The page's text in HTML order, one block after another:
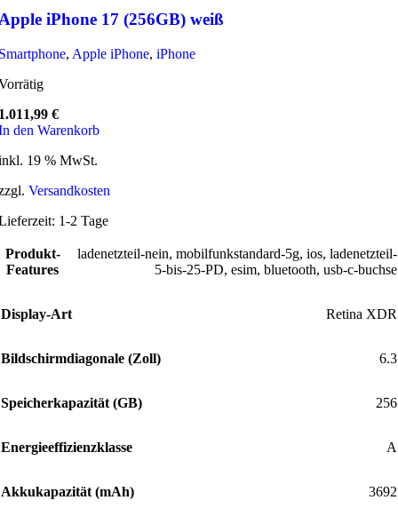
iPhone 17 (256GB) weiß
, Apple iPhone, iPhone
€
den Warenkorb
19 % MwSt.
Versandkosten
1-2 Tage
Produkt-
Features
ladenetzteil-nein, mobilfunkstandard-5g, ios, ladenetzteil-
5-bis-25-PD, esim, bluetooth, usb-c-buchse
Display-Art Retina XDR
Bildschirmdiagonale (Zoll) 6.3
Speicherkapazität (GB) 256
Energieeffizienzklasse A
Akkukapazität (mAh) 3692